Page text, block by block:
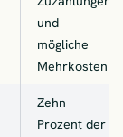
und
mögliche
Mehrkosten
Zehn
Prozent der